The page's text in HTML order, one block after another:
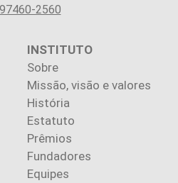
2560
INSTITUTO
Sobre
Missão, visão e valores
História
Estatuto
Prêmios
Fundadores
Equipes